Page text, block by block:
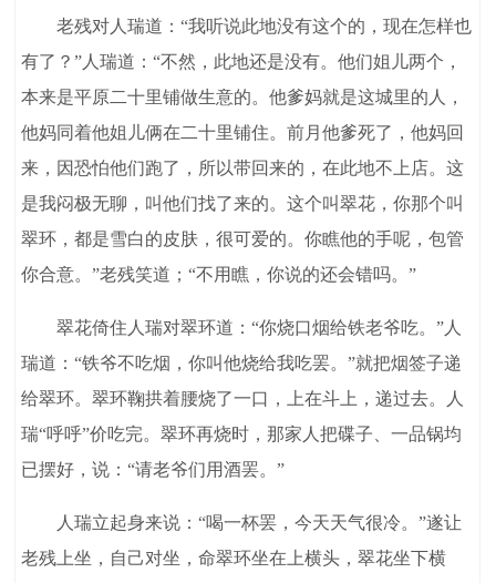
老残对人瑞道：“我听说此地没有这个的，现在怎样也
有了？”人瑞道：“不然，此地还是没有。他们姐儿两个，
本来是平原二十里铺做生意的。他爹妈就是这城里的人，
他妈同着他姐儿俩在二十里铺住。前月他爹死了，他妈回
来，因恐怕他们跑了，所以带回来的，在此地不上店。这
是我闷极无聊，叫他们找了来的。这个叫翠花，你那个叫
翠环，都是雪白的皮肤，很可爱的。你瞧他的手呢，包管
你合意。”老残笑道；“不用瞧，你说的还会错吗。”
翠花倚住人瑞对翠环道：“你烧口烟给铁老爷吃。”人
瑞道：“铁爷不吃烟，你叫他烧给我吃罢。”就把烟签子递
给翠环。翠环鞠拱着腰烧了一口，上在斗上，递过去。人
瑞“呼呼”价吃完。翠环再烧时，那家人把碟子、一品锅均
已摆好，说：“请老爷们用酒罢。”
人瑞立起身来说：“喝一杯罢，今天天气很冷。”遂让
老残上坐，自己对坐，命翠环坐在上横头，翠花坐下横